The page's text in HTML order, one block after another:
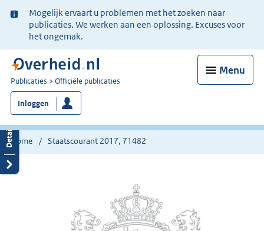
Ter
informatie:
Mogelijk ervaart u problemen met het zoeken naar
publicaties. We werken aan een oplossing. Excuses voor
het ongemak.
Menu
U
bent
nu
hier:
Publicaties Officiële publicaties
Inloggen
Home Staatscourant 2017, 71482